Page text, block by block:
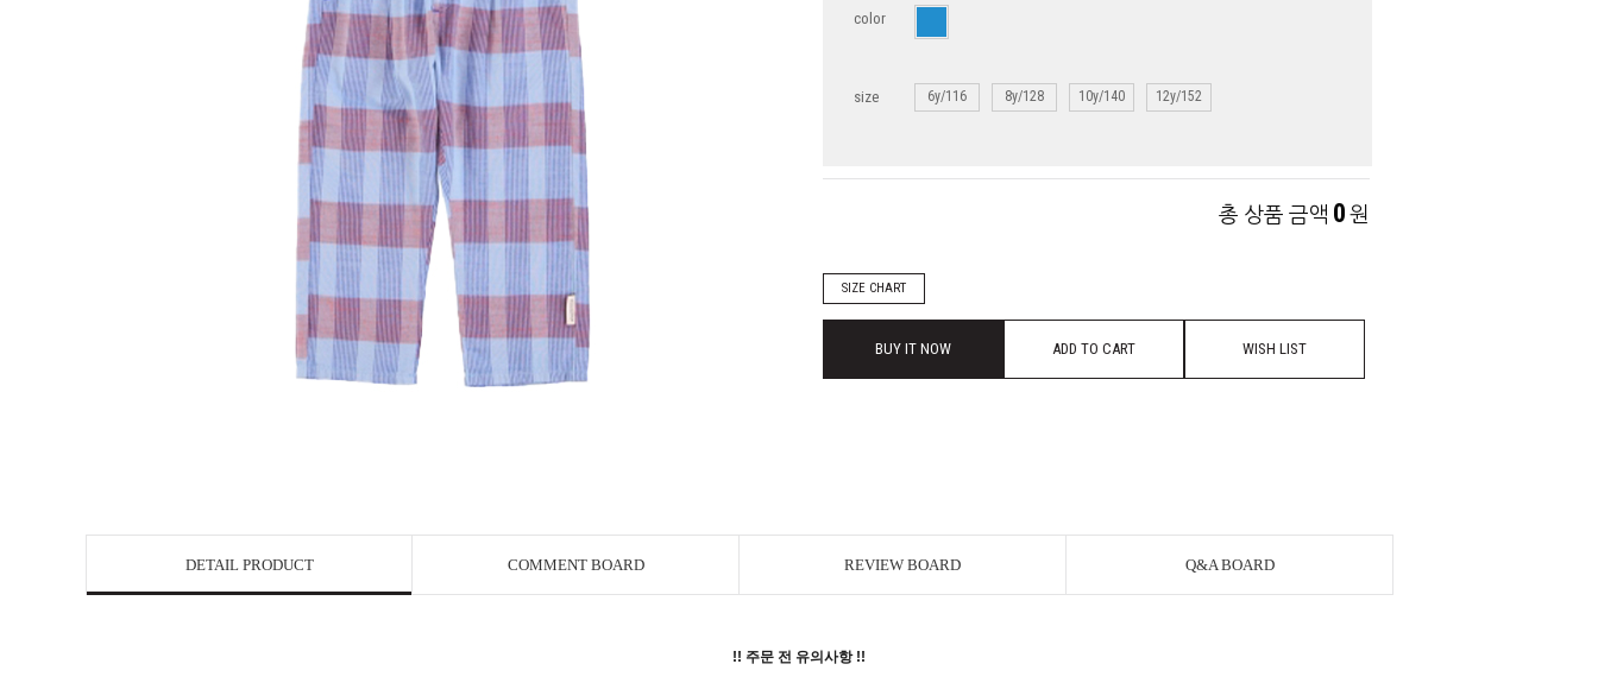
color
size 6y/116 8y/128 10y/140 12y/152
총 상품 금액 0원
SIZE CHART
BUY IT NOW ADD TO CART WISH LIST
DETAIL PRODUCT COMMENT BOARD REVIEW BOARD Q&A BOARD
!! 주문 전 유의사항 !!